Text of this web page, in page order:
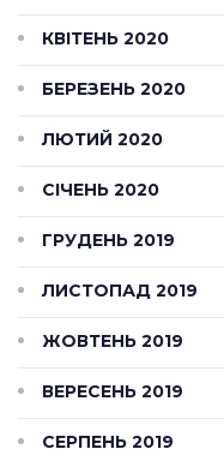
КВІТЕНЬ 2020
БЕРЕЗЕНЬ 2020
ЛЮТИЙ 2020
СІЧЕНЬ 2020
ГРУДЕНЬ 2019
ЛИСТОПАД 2019
ЖОВТЕНЬ 2019
ВЕРЕСЕНЬ 2019
СЕРПЕНЬ 2019